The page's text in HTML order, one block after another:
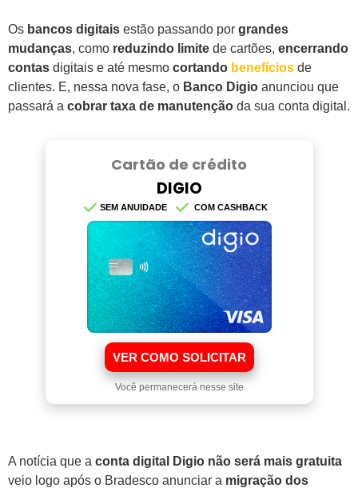
Os bancos digitais estão passando por grandes
mudanças, como reduzindo limite de cartões, encerrando
contas digitais e até mesmo cortando benefícios de
clientes. E, nessa nova fase, o Banco Digio anunciou que
passará a cobrar taxa de manutenção da sua conta digital.
Cartão de crédito
DIGIO
SEM ANUIDADE COM CASHBACK
VER COMO SOLICITAR
Você permanecerá nesse site
A notícia que a conta digital Digio não será mais gratuita
veio logo após o Bradesco anunciar a migração dos